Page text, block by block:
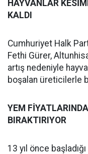
HAYVANLAR
KALDI
Cumhuriyet Halk
Fethi Gürer,
artış nedeniyle
boşalan üreticilerle
YEM
BIRAKTIRIYOR
13 yıl önce